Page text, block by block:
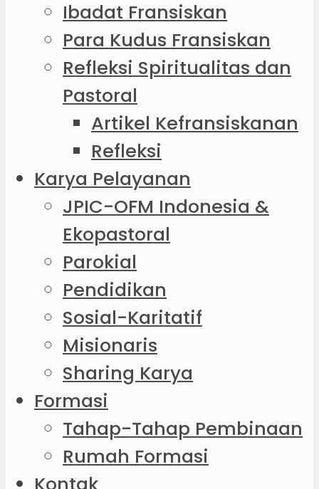
Ibadat Fransiskan
Para Kudus Fransiskan
Refleksi Spiritualitas dan
Pastoral
Artikel Kefransiskanan
Refleksi
Karya Pelayanan
JPIC-OFM Indonesia &
Ekopastoral
Parokial
Pendidikan
Sosial-Karitatif
Misionaris
Sharing Karya
Formasi
Tahap-Tahap Pembinaan
Rumah Formasi